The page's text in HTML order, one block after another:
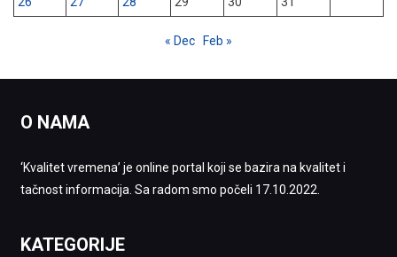
« Dec Feb »
O NAMA
‘Kvalitet vremena’ je online portal koji se bazira na kvalitet i
tačnost informacija. Sa radom smo počeli 17.10.2022.
KATEGORIJE